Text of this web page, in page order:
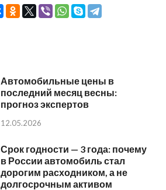
Автомобильные цены в
последний месяц весны:
прогноз экспертов
12.05.2026
Срок годности — 3 года: почему
в России автомобиль стал
дорогим расходником, а не
долгосрочным активом